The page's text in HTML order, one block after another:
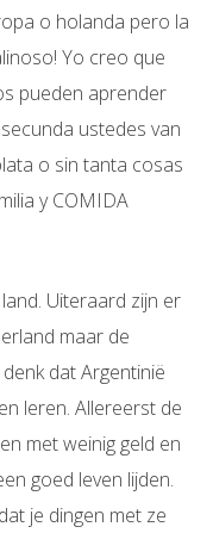
o holanda pero la
Yo creo que
pueden aprender
ustedes van
o sin tanta cosas
y COMIDA
Uiteraard zijn er
maar de
dat Argentinië
leren. Allereerst de
met weinig geld en
goed leven lijden.
je dingen met ze